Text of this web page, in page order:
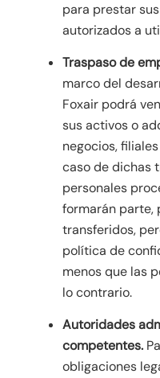
para prestar
autorizados a
Traspaso de
marco del
Foxair podrá
sus activos o
negocios,
caso de dichas
personales
formarán parte,
transferidos,
política de
menos que las
lo contrario.
Autoridades
competentes.
obligaciones